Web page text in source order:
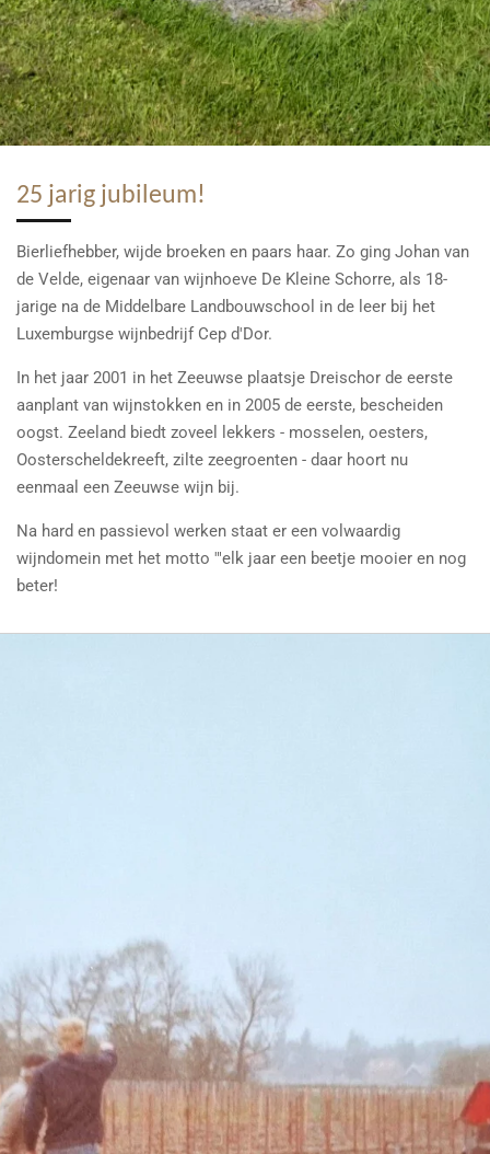
25 jarig jubileum!
Bierliefhebber, wijde broeken en paars haar. Zo ging Johan van
de Velde, eigenaar van wijnhoeve De Kleine Schorre, als 18-
jarige na de Middelbare Landbouwschool in de leer bij het
Luxemburgse wijnbedrijf Cep d'Dor.
In het jaar 2001 in het Zeeuwse plaatsje Dreischor de eerste
aanplant van wijnstokken en in 2005 de eerste, bescheiden
oogst. Zeeland biedt zoveel lekkers - mosselen, oesters,
Oosterscheldekreeft, zilte zeegroenten - daar hoort nu
eenmaal een Zeeuwse wijn bij.
Na hard en passievol werken staat er een volwaardig
wijndomein met het motto '"elk jaar een beetje mooier en nog
beter!